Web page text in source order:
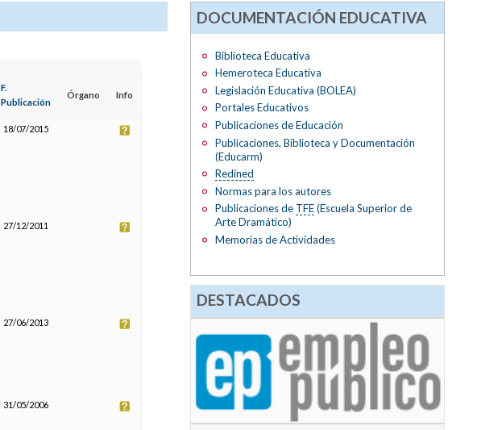
F.
Publicación
Órgano Info
18/07/2015
27/12/2011
27/06/2013
31/05/2006
DOCUMENTACIÓN EDUCATIVA
Biblioteca Educativa
Hemeroteca Educativa
Legislación Educativa (BOLEA)
Portales Educativos
Publicaciones de Educación
Publicaciones, Biblioteca y Documentación
(Educarm)
Redined
Normas para los autores
Publicaciones de TFE(Escuela Superior de
Arte Dramático)
Memorias de Actividades
DESTACADOS